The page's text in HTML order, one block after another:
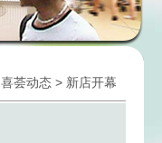
喜荟动态> 新店开幕